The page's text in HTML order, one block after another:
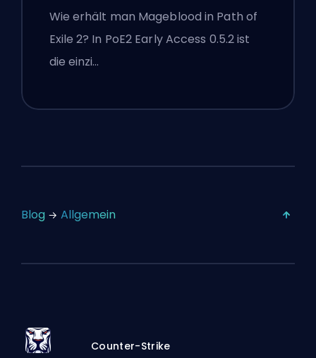
Wie erhält man Mageblood in Path of
Exile 2? In PoE2 Early Access 0.5.2 ist
die einzi…
Blog Allgemein
Counter-Strike